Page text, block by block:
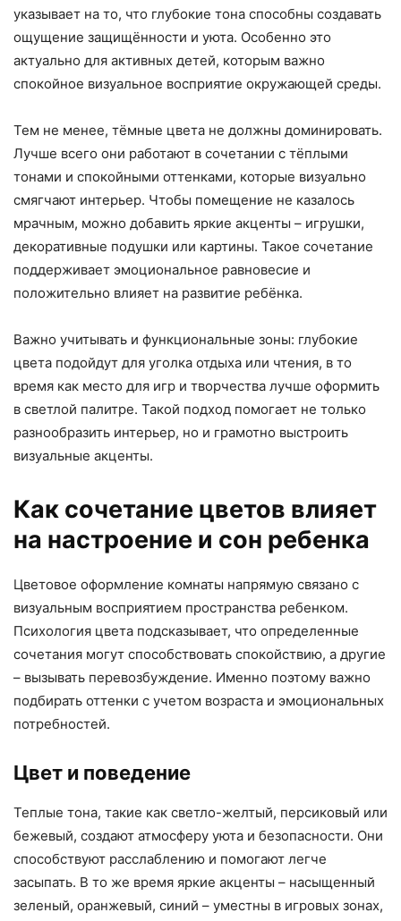
указывает на то, что глубокие тона способны создавать
ощущение защищённости и уюта. Особенно это
актуально для активных детей, которым важно
спокойное визуальное восприятие окружающей среды.
Тем не менее, тёмные цвета не должны доминировать.
Лучше всего они работают в сочетании с тёплыми
тонами и спокойными оттенками, которые визуально
смягчают интерьер. Чтобы помещение не казалось
мрачным, можно добавить яркие акценты – игрушки,
декоративные подушки или картины. Такое сочетание
поддерживает эмоциональное равновесие и
положительно влияет на развитие ребёнка.
Важно учитывать и функциональные зоны: глубокие
цвета подойдут для уголка отдыха или чтения, в то
время как место для игр и творчества лучше оформить
в светлой палитре. Такой подход помогает не только
разнообразить интерьер, но и грамотно выстроить
визуальные акценты.
Как сочетание цветов влияет
на настроение и сон ребенка
Цветовое оформление комнаты напрямую связано с
визуальным восприятием пространства ребенком.
Психология цвета подсказывает, что определенные
сочетания могут способствовать спокойствию, а другие
– вызывать перевозбуждение. Именно поэтому важно
подбирать оттенки с учетом возраста и эмоциональных
потребностей.
Цвет и поведение
Теплые тона, такие как светло-желтый, персиковый или
бежевый, создают атмосферу уюта и безопасности. Они
способствуют расслаблению и помогают легче
засыпать. В то же время яркие акценты – насыщенный
зеленый, оранжевый, синий – уместны в игровых зонах,